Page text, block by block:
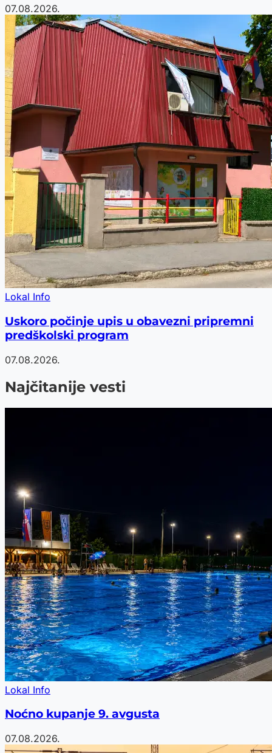
07.08.2026.
Lokal Info
Uskoro počinje upis u obavezni pripremni
predškolski program
07.08.2026.
Najčitanije vesti
Lokal Info
Noćno kupanje 9. avgusta
07.08.2026.